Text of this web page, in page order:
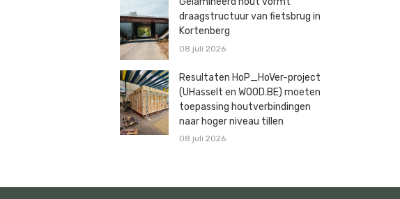
draagstructuur van fietsbrug in
Kortenberg
08 juli 2026
Resultaten HoP_HoVer-project
(UHasselt en WOOD.BE) moeten
toepassing houtverbindingen
naar hoger niveau tillen
08 juli 2026